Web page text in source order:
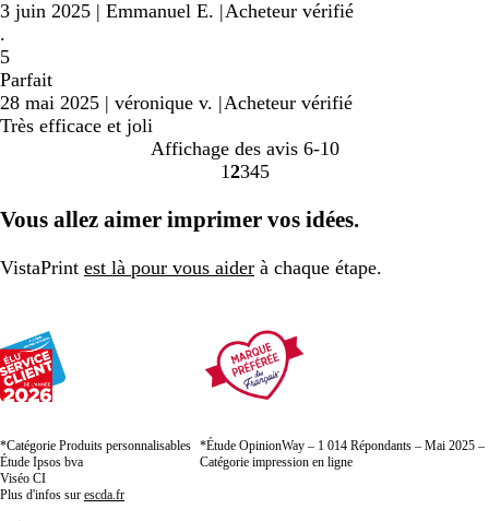
3 juin 2025 | Emmanuel E. |Acheteur vérifié
.
5
Parfait
28 mai 2025 | véronique v. |Acheteur vérifié
Très efficace et joli
Affichage des avis 6-10
Accéder
la
1Accéder
la
2Accéder
la
3Accéder
la
4Accéder
la
5
Vous allez aimer imprimer vos idées.
VistaPrint est là pour vous aider à chaque étape.
*Catégorie Produits personnalisables
Étude Ipsos bva
Viséo CI
Plus d'infos sur escda.fr
*Étude OpinionWay – 1 014 Répondants – Mai 2025 –
Catégorie impression en ligne